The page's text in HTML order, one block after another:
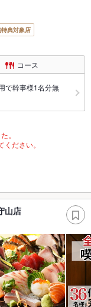
典対象店
コース
で幹事様1名分無
。
ださい。
山店